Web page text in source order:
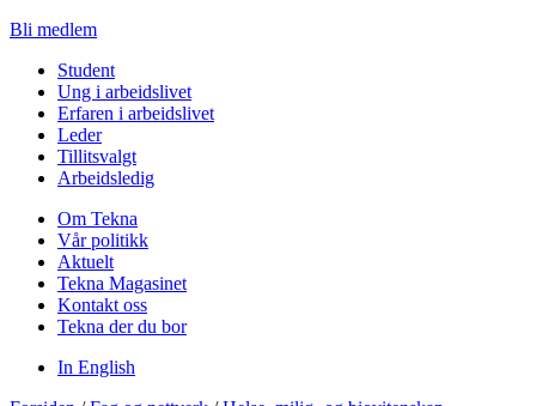
Bli medlem
Student
Ung i arbeidslivet
Erfaren i arbeidslivet
Leder
Tillitsvalgt
Arbeidsledig
Om Tekna
Vår politikk
Aktuelt
Tekna Magasinet
Kontakt oss
Tekna der du bor
In English